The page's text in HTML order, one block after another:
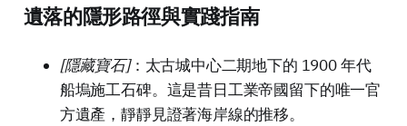
遺落的隱形路徑與實踐指南
[隱藏寶石]：太古城中心二期地下的 1900 年代
船塢施工石碑。這是昔日工業帝國留下的唯一官
方遺產，靜靜見證著海岸線的推移。